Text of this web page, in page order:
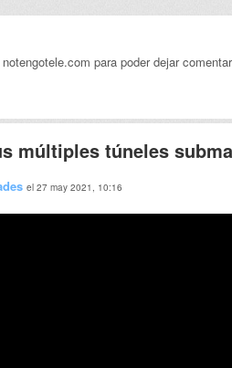
para poder dejar
múltiples túneles
el 27 may 2021, 10:16